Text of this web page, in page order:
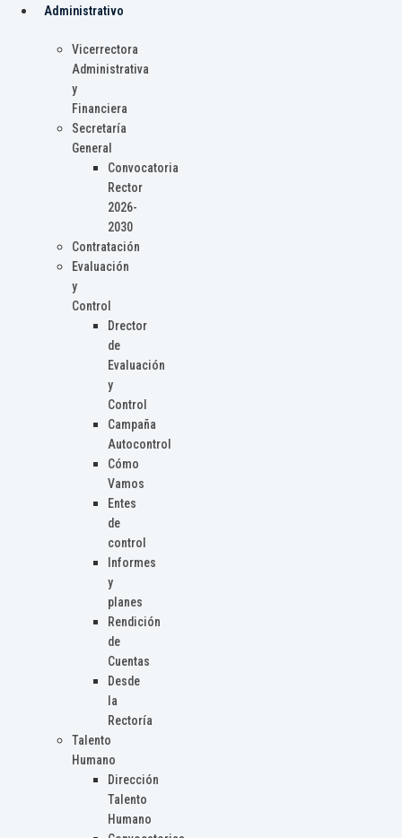
Administrativo
Vicerrectora
Administrativa
y
Financiera
Secretaría
General
Convocatoria
Rector
2026-
2030
Contratación
Evaluación
y
Control
Drector
de
Evaluación
y
Control
Campaña
Autocontrol
Cómo
Vamos
Entes
de
control
Informes
y
planes
Rendición
de
Cuentas
Desde
la
Rectoría
Talento
Humano
Dirección
Talento
Humano